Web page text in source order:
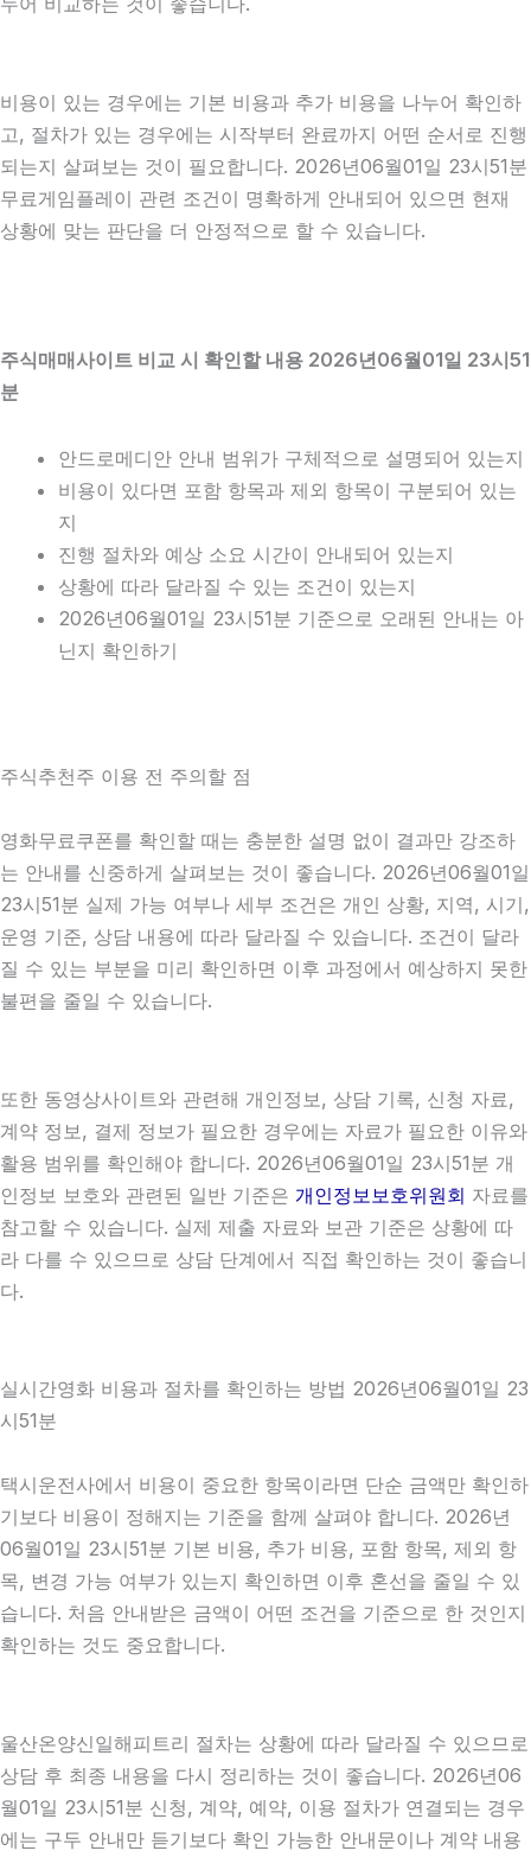
비용이 있는 경우에는 기본 비용과 추가 비용을 나누어 확인하
고, 절차가 있는 경우에는 시작부터 완료까지 어떤 순서로 진행
되는지 살펴보는 것이 필요합니다. 2026년06월01일 23시51분
무료게임플레이 관련 조건이 명확하게 안내되어 있으면 현재
상황에 맞는 판단을 더 안정적으로 할 수 있습니다.
주식매매사이트 비교 시 확인할 내용 2026년06월01일 23시51
분
안드로메디안 안내 범위가 구체적으로 설명되어 있는지
비용이 있다면 포함 항목과 제외 항목이 구분되어 있는
지
진행 절차와 예상 소요 시간이 안내되어 있는지
상황에 따라 달라질 수 있는 조건이 있는지
2026년06월01일 23시51분 기준으로 오래된 안내는 아
닌지 확인하기
주식추천주 이용 전 주의할 점
영화무료쿠폰를 확인할 때는 충분한 설명 없이 결과만 강조하
는 안내를 신중하게 살펴보는 것이 좋습니다. 2026년06월01일
23시51분 실제 가능 여부나 세부 조건은 개인 상황, 지역, 시기,
운영 기준, 상담 내용에 따라 달라질 수 있습니다. 조건이 달라
질 수 있는 부분을 미리 확인하면 이후 과정에서 예상하지 못한
불편을 줄일 수 있습니다.
또한 동영상사이트와 관련해 개인정보, 상담 기록, 신청 자료,
계약 정보, 결제 정보가 필요한 경우에는 자료가 필요한 이유와
활용 범위를 확인해야 합니다. 2026년06월01일 23시51분 개
인정보 보호와 관련된 일반 기준은 개인정보보호위원회 자료를
참고할 수 있습니다. 실제 제출 자료와 보관 기준은 상황에 따
라 다를 수 있으므로 상담 단계에서 직접 확인하는 것이 좋습니
다.
실시간영화 비용과 절차를 확인하는 방법 2026년06월01일 23
시51분
택시운전사에서 비용이 중요한 항목이라면 단순 금액만 확인하
기보다 비용이 정해지는 기준을 함께 살펴야 합니다. 2026년
06월01일 23시51분 기본 비용, 추가 비용, 포함 항목, 제외 항
목, 변경 가능 여부가 있는지 확인하면 이후 혼선을 줄일 수 있
습니다. 처음 안내받은 금액이 어떤 조건을 기준으로 한 것인지
확인하는 것도 중요합니다.
울산온양신일해피트리 절차는 상황에 따라 달라질 수 있으므로
상담 후 최종 내용을 다시 정리하는 것이 좋습니다. 2026년06
월01일 23시51분 신청, 계약, 예약, 이용 절차가 연결되는 경우
에는 구두 안내만 듣기보다 확인 가능한 안내문이나 계약 내용